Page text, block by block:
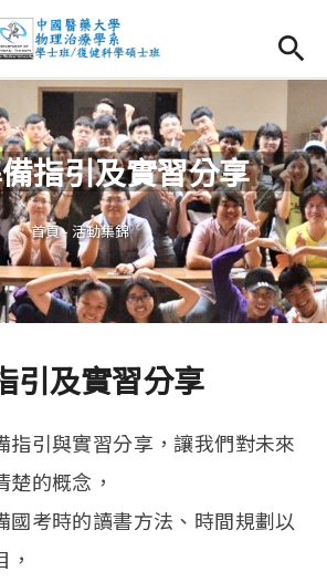
首頁
Open
Open
external)
to Navigation
to Main content
指引及實習分享
您在這裡
首頁-活動集錦
引及實習分享
指引與實習分享，讓我們對未來
的概念，
國考時的讀書方法、時間規劃以